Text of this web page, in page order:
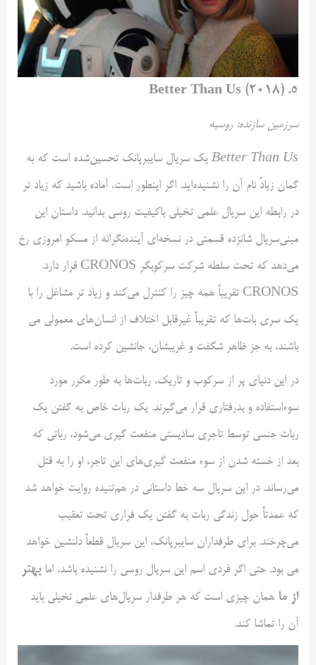
۵. Better Than Us (۲۰۱۸)
سرزمین سازنده: روسیه
Better Than Us یک سریال سایبرپانک تحسین‌شده است که به
گمان زیادً نام آن را نشنیده‌اید. اگر اینطور است، آماده باشید که زیاد تر
در رابطه این سریال علمی تخیلی باکیفیت روسی بدانید. داستان این
مینی‌سریال شانزده قسمتی در نسخه‌ای آینده‌نگرانه از مسکو امروزی رخ
می‌دهد که تحت سلطه شرکت سرکوبگر CRONOS قرار دارد.
CRONOS تقریباً همه چیز را کنترل می‌کند و زیاد تر مشاغل را با
یک سری بات‌ها که تقریباً غیرقابل اختلاف از انسان‌های معمولی می
باشند، به جز ظاهر شگفت و غریبشان، جانشین کرده است.
در این دنیای پر از سرکوب و تاریک، ربات‌ها به طور مکرر مورد
سوءاستفاده و بدرفتاری قرار می‌گیرند. یک ربات خاص به گفتن یک
ربات جنسی توسط تاجری سادیستی منفعت گیری می‌شود، رباتی که
بعد از خسته شدن از سوء منفعت گیری‌های این تاجر، او را به قتل
می‌رساند. در این سریال سه خط داستانی در هم‌تنیده روایت خواهد شد
که عمدتاً حول زندگی ربات به گفتن یک فراری تحت تعقیب
می‌چرخند. برای طرفداران سایبرپانک، این سریال قطعاً دلنشین خواهد
می بود. حتی اگر فردی اسم این سریال روسی را نشنیده باشد، امابهتر
از ما همان چیزی است که هر طرفدار سریال‌های علمی تخیلی باید
آن را تماشا کند.